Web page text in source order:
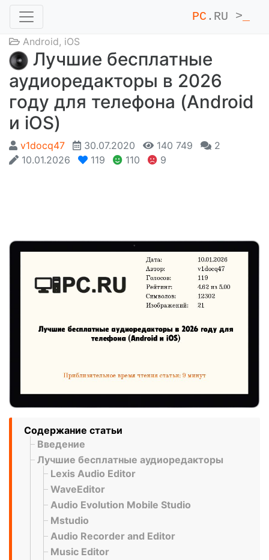
PC .RU >
Android, iOS
Лучшие бесплатные
аудиоредакторы в 2026
году для телефона (Android
и iOS)
v1docq47 30.07.2020 140 749
2
10.01.2026
119 110 9
Содержание статьи
Введение
Лучшие бесплатные аудиоредакторы
Lexis Audio Editor
WaveEditor
Audio Evolution Mobile Studio
Mstudio
Audio Recorder and Editor
Music Editor